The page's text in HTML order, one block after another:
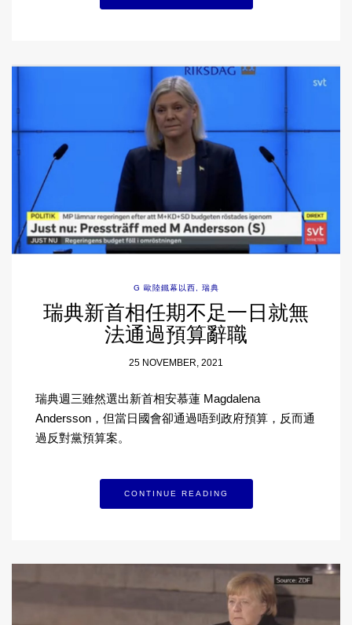
G 歐陸鐵幕以西 , 瑞典
瑞典新首相任期不足一日就無
法通過預算辭職
25 NOVEMBER, 2021
瑞典週三雖然選出新首相安慕蓮 Magdalena
Andersson，但當日國會卻通過唔到政府預算，反而通
過反對黨預算案。
CONTINUE READING